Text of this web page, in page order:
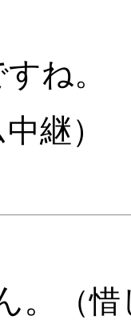
ね。
継）
（